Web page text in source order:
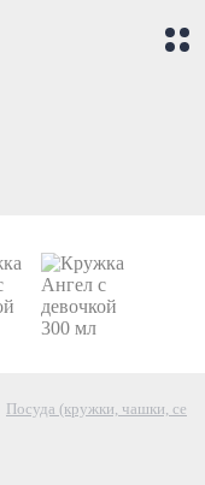
Посуда (кружки, чашки,